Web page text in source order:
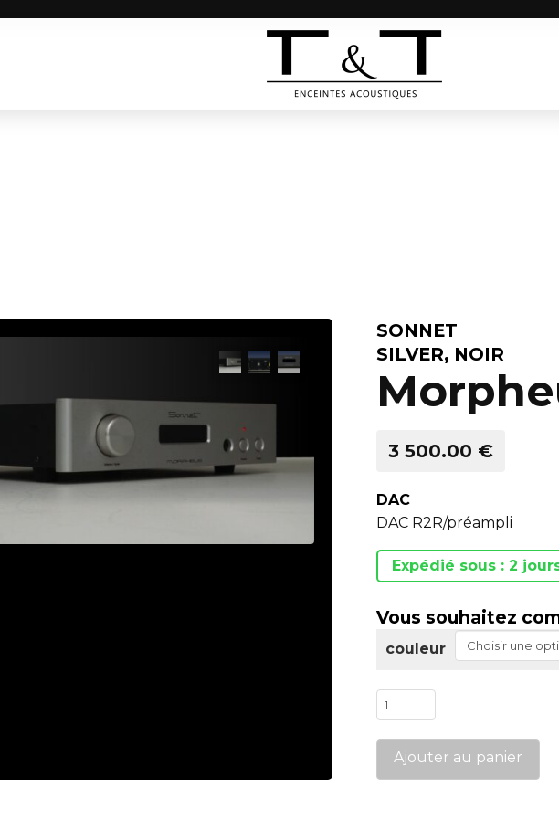
SONNET
SILVER, NOIR
3 500.00 €
DAC
DAC R2R/préampli
Expédié sous : 2
Vous souhaitez
couleur
quantité
de
Morpheus
Ajouter au panier